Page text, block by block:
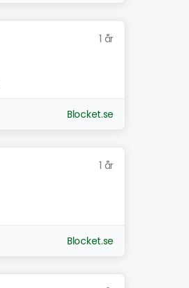
1 år
Blocket.se
1 år
Blocket.se